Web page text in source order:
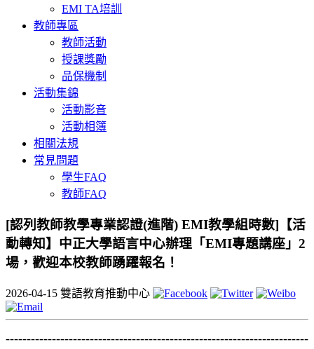
EMI TA培訓
教師專區
教師活動
授課獎勵
品保機制
活動集錦
活動影音
活動相簿
相關法規
常見問題
學生FAQ
教師FAQ
[認列教師教學專業認證(進階) EMI教學組時數]【活
動轉知】中正大學語言中心辦理「EMI專題講座」2
場，歡迎本校教師踴躍報名！
2026-04-15 雙語教育推動中心
------------------------------------------------------------------------